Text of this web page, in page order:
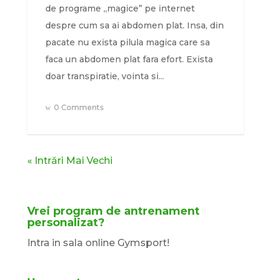
de programe „magice” pe internet
despre cum sa ai abdomen plat. Insa, din
pacate nu exista pilula magica care sa
faca un abdomen plat fara efort. Exista
doar transpiratie, vointa si...
0 Comments
« Intrări Mai Vechi
Vrei program de antrenament
personalizat?
Intra in sala online Gymsport!